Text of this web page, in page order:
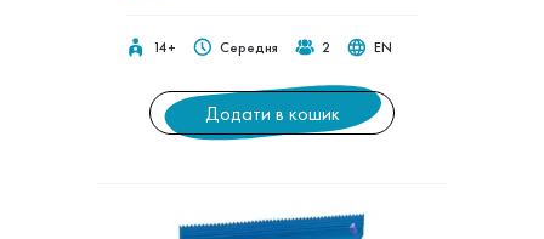
14+ Середня 2 EN
Додати в кошик